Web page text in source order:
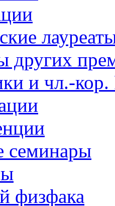
других
и чл.-
семинары
физфака